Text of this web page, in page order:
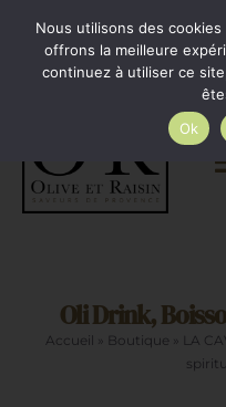
PasserMinimum de
par Colissimo au
Livraison gratuite
Oli Drink,
Accueil Boutique LA
Nous utilisons des
offrons la meilleure
continuez à utiliser ce
Ok